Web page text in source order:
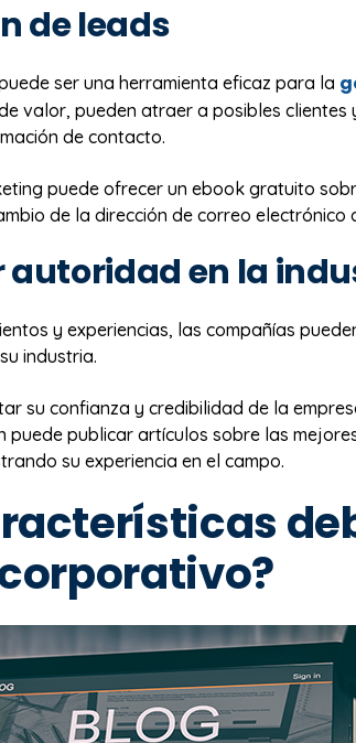
de leads
ser una herramienta eficaz para la
valor, pueden atraer a posibles clientes
de contacto.
puede ofrecer un ebook gratuito
de la dirección de correo electrónico
autoridad en la
y experiencias, las compañías
industria.
su confianza y credibilidad de la
puede publicar artículos sobre las
su experiencia en el campo.